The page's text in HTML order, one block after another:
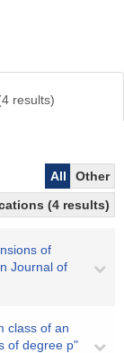
4results)
All
Other
(4 results)
of
Journal of
class of an
of degree p"